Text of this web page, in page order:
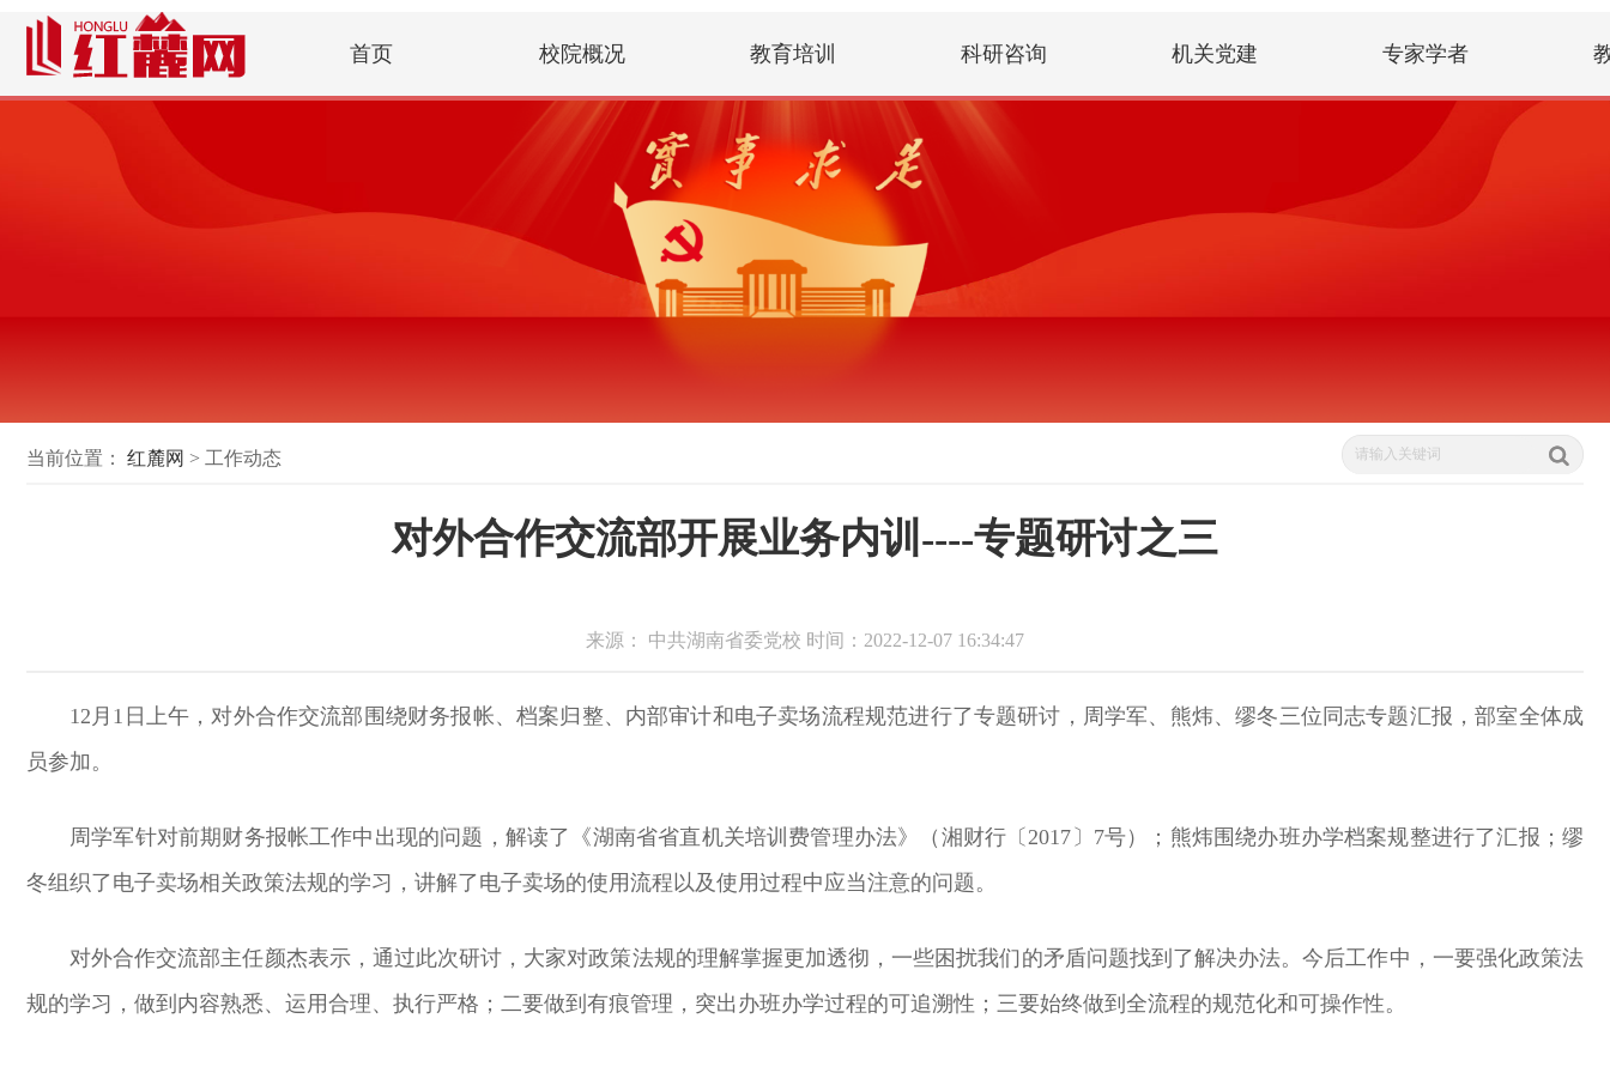
首页 校院概况 教育培训 科研咨询 机关党建 专家学者
当前位置： 红麓网 > 工作动态
对外合作交流部开展业务内训----专题研讨之三
来源： 中共湖南省委党校 时间：2022-12-07 16:34:47
12月1日上午，对外合作交流部围绕财务报帐、档案归整、内部审计和电子卖场流程规范进行了专题研讨，周学军、熊炜、缪冬三位同志专题汇报，部室全体成
员参加。
周学军针对前期财务报帐工作中出现的问题，解读了《湖南省省直机关培训费管理办法》（湘财行〔2017〕7号）；熊炜围绕办班办学档案规整进行了汇报；缪
冬组织了电子卖场相关政策法规的学习，讲解了电子卖场的使用流程以及使用过程中应当注意的问题。
对外合作交流部主任颜杰表示，通过此次研讨，大家对政策法规的理解掌握更加透彻，一些困扰我们的矛盾问题找到了解决办法。今后工作中，一要强化政策法
规的学习，做到内容熟悉、运用合理、执行严格；二要做到有痕管理，突出办班办学过程的可追溯性；三要始终做到全流程的规范化和可操作性。